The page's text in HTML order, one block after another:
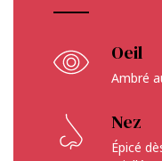
Oeil
Ambré
Nez
Épicé